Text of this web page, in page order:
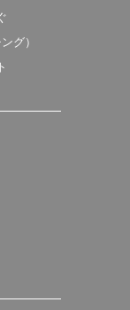
グ）